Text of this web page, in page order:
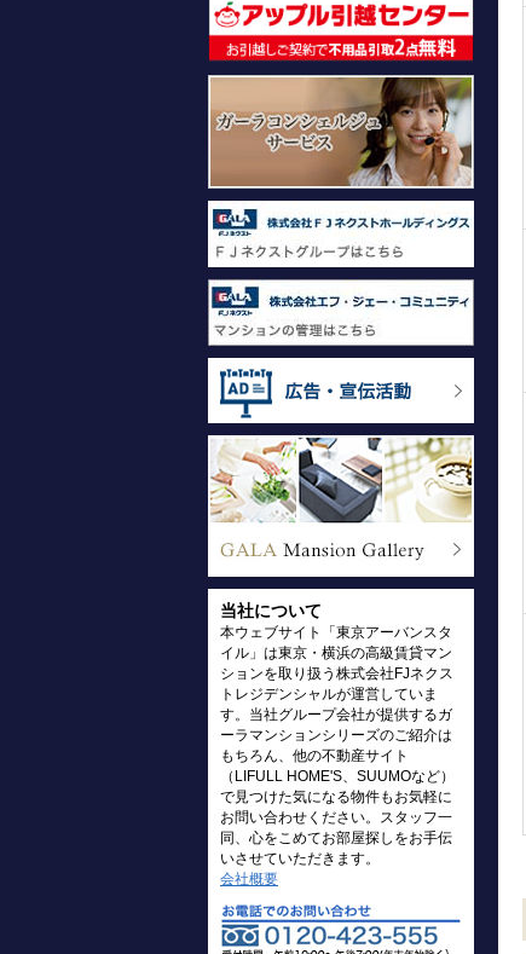
当社について
本ウェブサイト「東京アーバンスタ
イル」は東京・横浜の高級賃貸マン
ションを取り扱う株式会社FJネクス
トレジデンシャルが運営していま
す。当社グループ会社が提供するガ
ーラマンションシリーズのご紹介は
もちろん、他の不動産サイト
（LIFULL HOME'S、SUUMOなど）
で見つけた気になる物件もお気軽に
お問い合わせください。スタッフ一
同、心をこめてお部屋探しをお手伝
いさせていただきます。
会社概要